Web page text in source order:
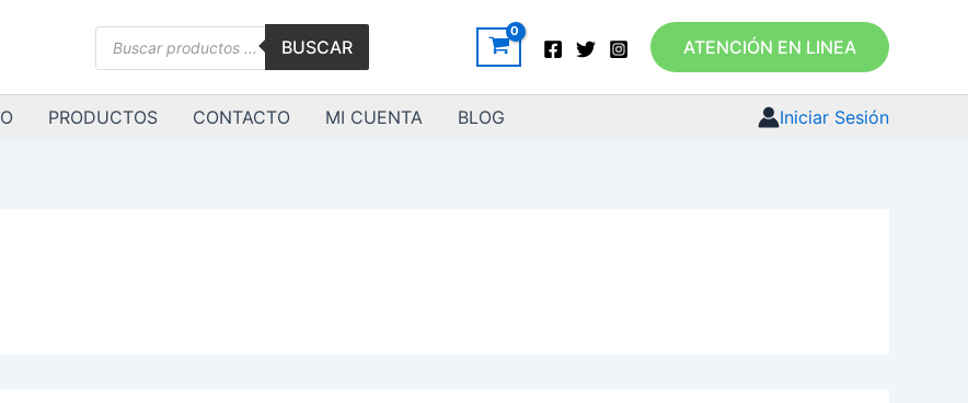
Búsqueda
BUSCAR ATENCIÓN EN LINEA
PRODUCTOS CONTACTO MI CUENTA BLOG Iniciar Sesión
por
los
últimos